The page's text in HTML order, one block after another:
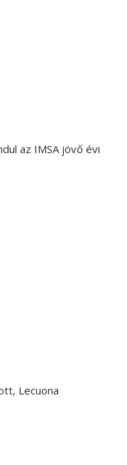
az IMSA jövő évi
Lecuona